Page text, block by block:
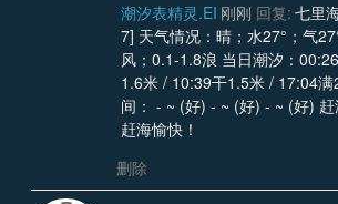
潮汐表精灵.EI 刚刚 回复: 七里
7] 天气情况：晴；水27°；气
风；0.1-1.8浪 当日潮汐：
1.6米 / 10:39干1.5米 / 17:04
间： - ~ (好) - ~ (好) - ~ (好) 赶海注意安全，祝你
赶海愉快！
删除